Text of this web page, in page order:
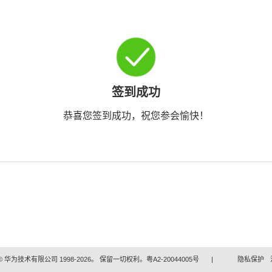
签到成功
恭喜您签到成功，祝您参会愉快！
华为技术有限公司 1998-2026。 保留一切权利。粤A2-20044005号 | 隐私保护